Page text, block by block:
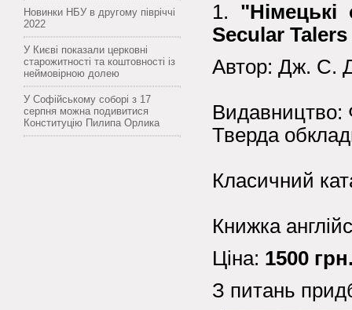
Новинки НБУ в другому півріччі
2022
У Києві показали церковні
старожитності та коштовності із
неймовірною долею
У Софійському соборі з 17
серпня можна подивитися
Конституцію Пилипа Орлика
1. "Німецькі
Secular Talers
Автор: Дж. С.
Видавництво:
Тверда
Класичний
Книжка
Ціна: 1500
З питань